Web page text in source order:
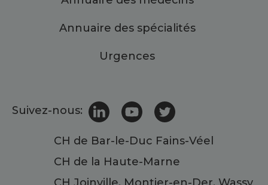
Annuaire des spécialités
Urgences
Suivez-nous:
CH de Bar-le-Duc Fains-Véel
CH de la Haute-Marne